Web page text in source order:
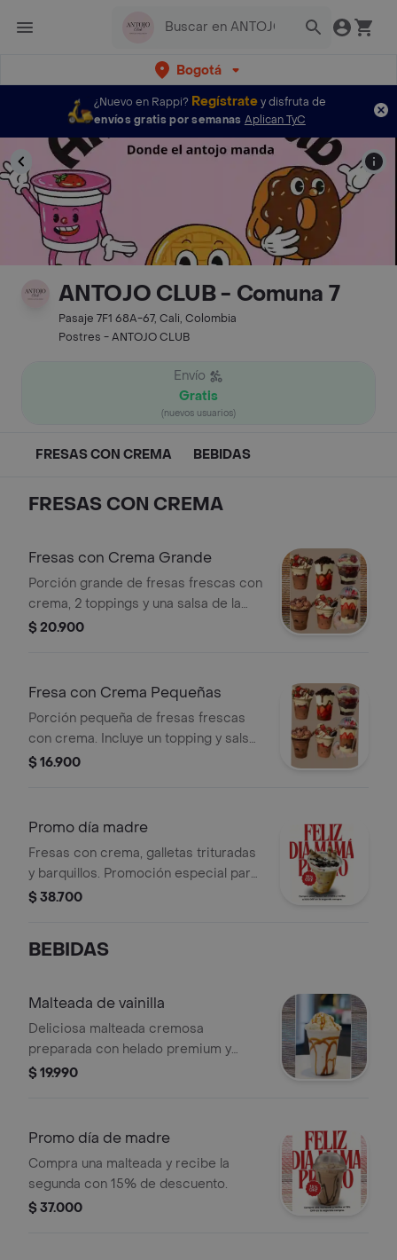
Bogotá
¿Nuevo en Rappi? Regístratey disfruta de
envíos gratis por semanas Aplican TyC
ANTOJO CLUB - Comuna 7
Pasaje 7F1 68A-67, Cali, Colombia
Postres - ANTOJO CLUB
Envío
Gratis
(nuevos usuarios)
FRESAS CON CREMA BEBIDAS
FRESAS CON CREMA
Fresas con Crema Grande
Porción grande de fresas frescas con
crema, 2 toppings y una salsa de la
casa.
$ 20.900
Fresa con Crema Pequeñas
Porción pequeña de fresas frescas
con crema. Incluye un topping y salsa
de la casa.
$ 16.900
Promo día madre
Fresas con crema, galletas trituradas
y barquillos. Promoción especial para
el Día de la Madre.
$ 38.700
BEBIDAS
Malteada de vainilla
Deliciosa malteada cremosa
preparada con helado premium y
salsa de la casa.
$ 19.990
Promo día de madre
Compra una malteada y recibe la
segunda con 15% de descuento.
$ 37.000